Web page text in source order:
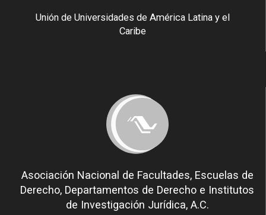
Unión de Universidades de América Latina y el
Caribe
Asociación Nacional de Facultades, Escuelas de
Derecho, Departamentos de Derecho e Institutos
de Investigación Jurídica, A.C.